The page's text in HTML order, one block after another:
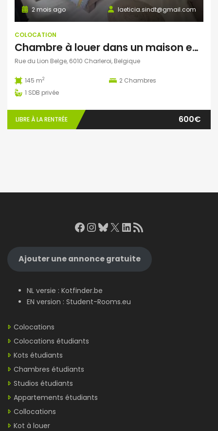
laeticia.sindt@gmail.com
2 mois ago
COLOCATION
Chambre à louer dans un maison en colocation
Rue du Lion Belge, 6010 Charleroi, Belgique
145 m2 2 Chambres
1 SDB privée
LIBRE À LA RENTRÉE 600€
Facebook
Instagram
Bluesky
X LinkedIn
RSS Feed
Ajouter une annonce gratuite
NL versie : Kotfinder.be
EN version : Student-Rooms.eu
Colocations
Colocations étudiants
Kots étudiants
Chambres étudiants
Studios étudiants
Appartements étudiants
Collocations
Kot à louer